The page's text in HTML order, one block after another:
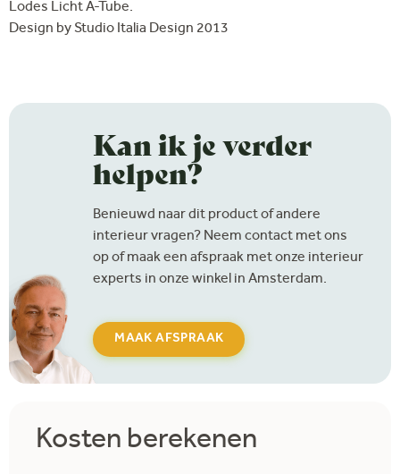
Lodes Licht A-Tube.
Design by Studio Italia Design 2013
Kan ik je verder
helpen?
Benieuwd naar dit product of andere
interieur vragen? Neem contact met ons
op of maak een afspraak met onze interieur
experts in onze winkel in Amsterdam.
MAAK AFSPRAAK
Kosten berekenen